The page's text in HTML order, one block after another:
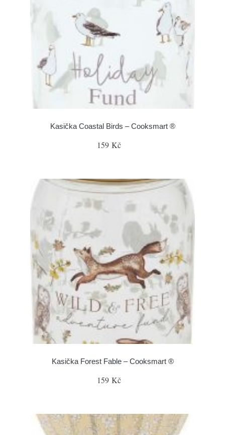
Kasička Coastal Birds – Cooksmart ®
159 Kč
Kasička Forest Fable – Cooksmart ®
159 Kč